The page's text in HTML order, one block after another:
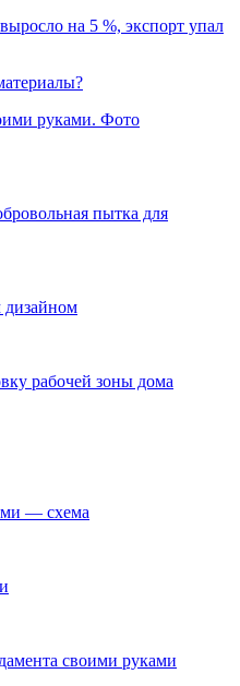
на 5 %, экспорт упал
руками. Фото
пытка для
дизайном
рабочей зоны дома
— схема
своими руками